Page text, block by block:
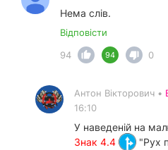
Нема слів.
Відповісти
94
94 0
Антон Вікторович •
16:10
У наведеній на
Знак 4.4
"Рух